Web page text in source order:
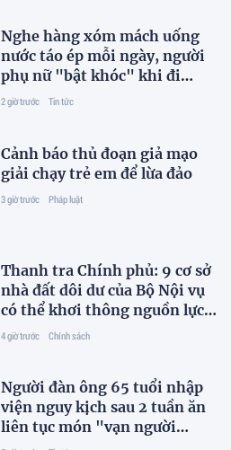
Nghe hàng xóm mách uống
nước táo ép mỗi ngày, người
phụ nữ "bật khóc" khi đi
khám
2 giờ trước Tin tức
Cảnh báo thủ đoạn giả mạo
giải chạy trẻ em để lừa đảo
3 giờ trước Pháp luật
Thanh tra Chính phủ: 9 cơ sở
nhà đất dôi dư của Bộ Nội vụ
có thể khơi thông nguồn lực
ngay
4 giờ trước Chính sách
Người đàn ông 65 tuổi nhập
viện nguy kịch sau 2 tuần ăn
liên tục món "vạn người